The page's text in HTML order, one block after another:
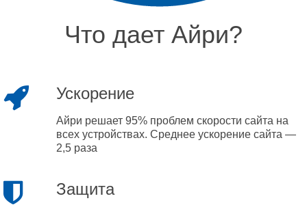
Что дает Айри?
Ускорение
Айри решает 95% проблем скорости сайта на
всех устройствах. Среднее ускорение сайта —
2,5 раза
Защита